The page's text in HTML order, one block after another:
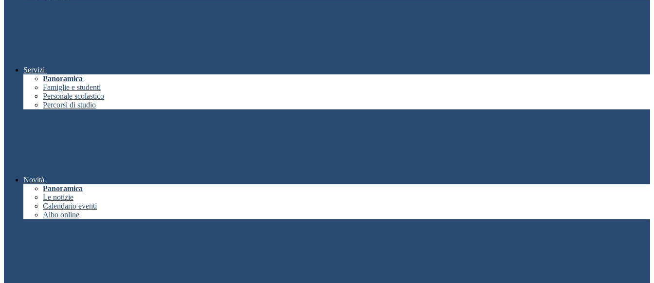
Servizi
Panoramica
Famiglie e studenti
Personale scolastico
Percorsi di studio
Novità
Panoramica
Le notizie
Calendario eventi
Albo online